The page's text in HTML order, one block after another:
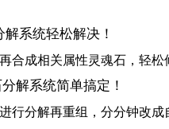
系统轻松解决！
合成相关属性灵魂石，轻松
解系统简单搞定！
行分解再重组，分分钟改成